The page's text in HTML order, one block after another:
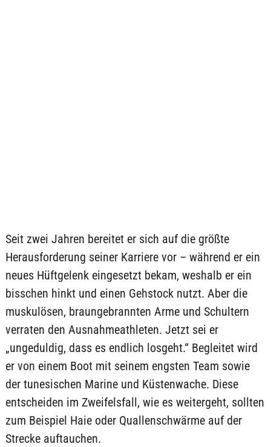
Seit zwei Jahren bereitet er sich auf die größte
Herausforderung seiner Karriere vor – während er ein
neues Hüftgelenk eingesetzt bekam, weshalb er ein
bisschen hinkt und einen Gehstock nutzt. Aber die
muskulösen, braungebrannten Arme und Schultern
verraten den Ausnahmeathleten. Jetzt sei er
„ungeduldig, dass es endlich losgeht.“ Begleitet wird
er von einem Boot mit seinem engsten Team sowie
der tunesischen Marine und Küstenwache. Diese
entscheiden im Zweifelsfall, wie es weitergeht, sollten
zum Beispiel Haie oder Quallenschwärme auf der
Strecke auftauchen.